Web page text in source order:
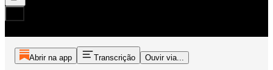
Abrir na app Transcrição Ouvir via...